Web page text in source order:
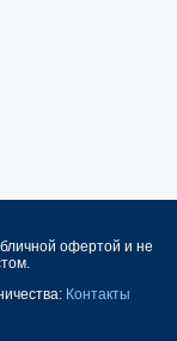
офертой и не
Контакты